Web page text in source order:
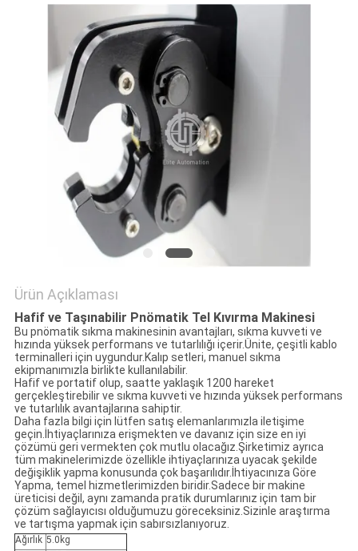
VAKALAR
HARITASI
POLICY
Ürün Açıklaması
Hafif ve Taşınabilir Pnömatik Tel Kıvırma Makinesi
Bu pnömatik sıkma makinesinin avantajları, sıkma kuvveti ve
hızında yüksek performans ve tutarlılığı içerir.Ünite, çeşitli kablo
terminalleri için uygundur.Kalıp setleri, manuel sıkma
ekipmanımızla birlikte kullanılabilir.
Hafif ve portatif olup, saatte yaklaşık 1200 hareket
gerçekleştirebilir ve sıkma kuvveti ve hızında yüksek performans
ve tutarlılık avantajlarına sahiptir.
Daha fazla bilgi için lütfen satış elemanlarımızla iletişime
geçin.İhtiyaçlarınıza erişmekten ve davanız için size en iyi
çözümü geri vermekten çok mutlu olacağız.Şirketimiz ayrıca
tüm makinelerimizde özellikle ihtiyaçlarınıza uyacak şekilde
değişiklik yapma konusunda çok başarılıdır.İhtiyacınıza Göre
Yapma, temel hizmetlerimizden biridir.Sadece bir makine
üreticisi değil, aynı zamanda pratik durumlarınız için tam bir
çözüm sağlayıcısı olduğumuzu göreceksiniz.Sizinle araştırma
ve tartışma yapmak için sabırsızlanıyoruz.
Ağırlık 5.0kg